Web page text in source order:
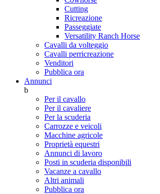
Cutting
Ricreazione
Passeggiate
Versatility Ranch Horse
Cavalli da volteggio
Cavalli perricreazione
Venditori
Pubblica ora
Annunci
b
Per il cavallo
Per il cavaliere
Per la scuderia
Carrozze e veicoli
Macchine agricole
Proprietà equestri
Annunci di lavoro
Posti in scuderia disponibili
Vacanze a cavallo
Altri animali
Pubblica ora